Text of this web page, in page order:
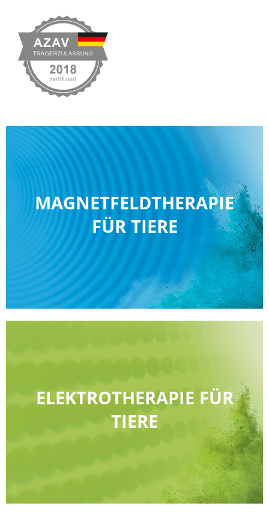
MAGNETFELDTHERAPIE
FÜR TIERE
ELEKTROTHERAPIE FÜR
TIERE